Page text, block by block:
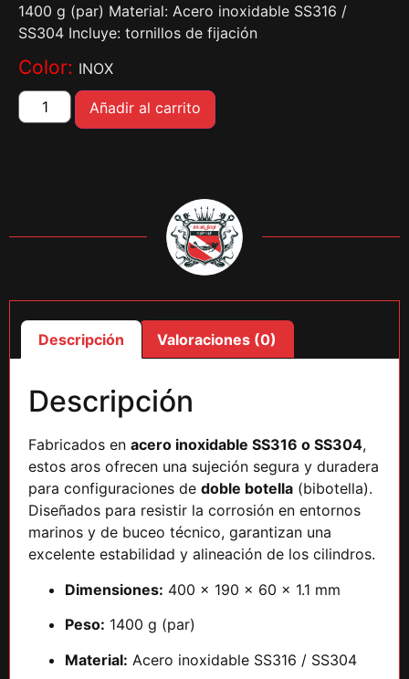
1400 g (par) Material: Acero inoxidable SS316 /
SS304 Incluye: tornillos de fijación
Color: INOX
Añadir al carrito
Descripción Valoraciones (0)
Descripción
Fabricados en acero inoxidable SS316 o SS304,
estos aros ofrecen una sujeción segura y duradera
para configuraciones de doble botella (bibotella).
Diseñados para resistir la corrosión en entornos
marinos y de buceo técnico, garantizan una
excelente estabilidad y alineación de los cilindros.
Dimensiones: 400 × 190 × 60 × 1.1 mm
Peso: 1400 g (par)
Material: Acero inoxidable SS316 / SS304